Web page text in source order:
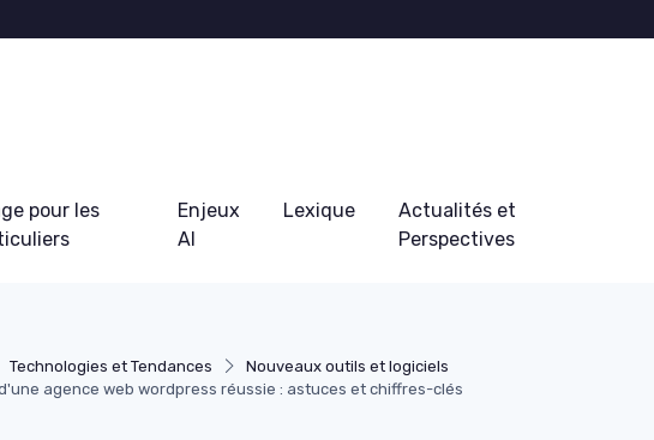
pour les
Enjeux
AI
Lexique
Actualités et
Perspectives
Technologies et Tendances
Nouveaux outils et logiciels
agence web wordpress réussie : astuces et chiffres-clés